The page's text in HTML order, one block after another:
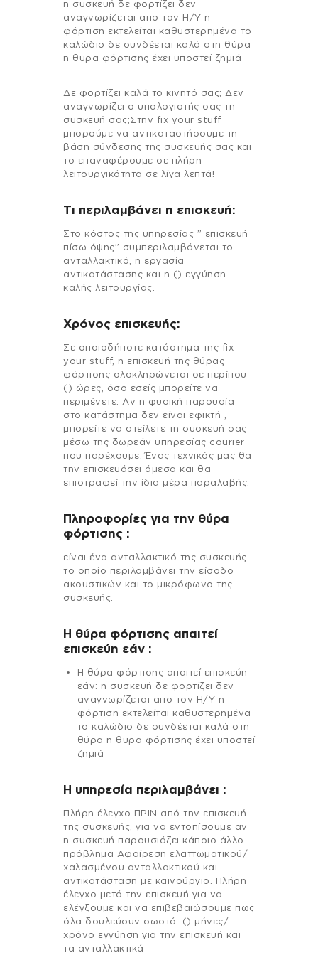
η συσκευή δε φορτίζει δεν
αναγνωρίζεται απο τον Η/Υ η
φόρτιση εκτελείται καθυστερημένα το
καλώδιο δε συνδέεται καλά στη θύρα
η θυρα φόρτισης έχει υποστεί ζημιά
Δε φορτίζει καλά το κινητό σας; Δεν
αναγνωρίζει ο υπολογιστής σας τη
συσκευή σας;Στην fix your stuff
μπορούμε να αντικαταστήσουμε τη
βάση σύνδεσης της συσκευής σας και
το επαναφέρουμε σε πλήρη
λειτουργικότητα σε λίγα λεπτά!
Τι περιλαμβάνει η επισκευή:
Στo κόστος της υπηρεσίας ” επισκευή
πίσω όψης” συμπεριλαμβάνεται το
ανταλλακτικό, η εργασία
αντικατάστασης και η () εγγύηση
καλής λειτουργίας.
Χρόνος επισκευής:
Σε οποιοδήποτε κατάστημα της fix
your stuff, η επισκευή της θύρας
φόρτισης ολοκληρώνεται σε περίπου
() ώρες, όσο εσείς μπορείτε να
περιμένετε. Αν η φυσική παρουσία
στο κατάστημα δεν είναι εφικτή ,
μπορείτε να στείλετε τη συσκευή σας
μέσω της δωρεάν υπηρεσίας courier
που παρέχουμε. Ένας τεχνικός μας θα
την επισκευάσει άμεσα και θα
επιστραφεί την ίδια μέρα παραλαβής.
Πληροφορίες για την θύρα
φόρτισης :
είναι ένα ανταλλακτικό της συσκευής
το οποίο περιλαμβάνει την είσοδο
ακουστικών και το μικρόφωνο της
συσκευής.
Η θύρα φόρτισης απαιτεί
επισκεύη εάν :
Η θύρα φόρτισης απαιτεί επισκεύη
εάν: η συσκευή δε φορτίζει δεν
αναγνωρίζεται απο τον Η/Υ η
φόρτιση εκτελείται καθυστερημένα
το καλώδιο δε συνδέεται καλά στη
θύρα η θυρα φόρτισης έχει υποστεί
ζημιά
H υπηρεσία περιλαμβάνει :
Πλήρη έλεγχο ΠΡΙΝ από την επισκευή
της συσκευής, για να εντοπίσουμε αν
η συσκευή παρουσιάζει κάποιο άλλο
πρόβλημα Αφαίρεση ελαττωματικού/
χαλασμένου ανταλλακτικού και
αντικατάσταση με καινούργιο. Πλήρη
έλεγχο μετά την επισκευή για να
ελέγξουμε και να επιβεβαιώσουμε πως
όλα δουλεύουν σωστά. () μήνες/
χρόνο εγγύηση για την επισκευή και
τα ανταλλακτικά